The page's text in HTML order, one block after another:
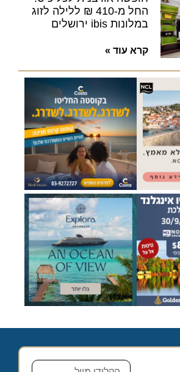
החל מ-410 ₪ ללילה לזוג
במלונות ibis ירושלים
קרא עוד »